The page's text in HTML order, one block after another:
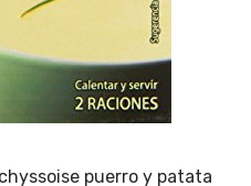
puerro y patata